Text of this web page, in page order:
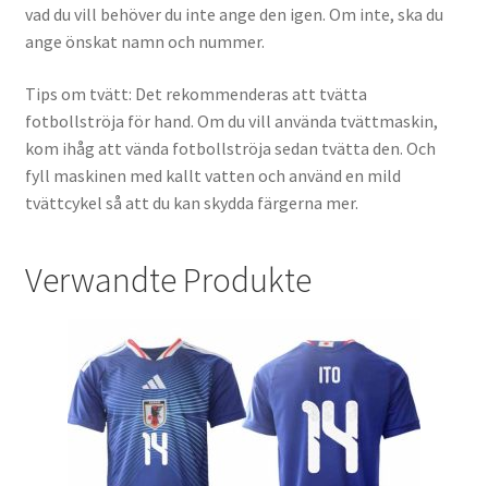
vad du vill behöver du inte ange den igen. Om inte, ska du
ange önskat namn och nummer.
Tips om tvätt: Det rekommenderas att tvätta
fotbollströja för hand. Om du vill använda tvättmaskin,
kom ihåg att vända fotbollströja sedan tvätta den. Och
fyll maskinen med kallt vatten och använd en mild
tvättcykel så att du kan skydda färgerna mer.
Verwandte Produkte